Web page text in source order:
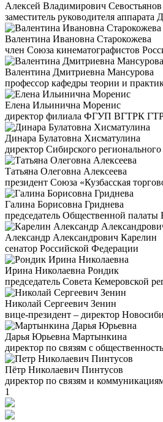
Алексей Владимирович Севостьянов
заместитель руководителя
Валентина Ивановна Старокожева
член Союза кинематографистов
Валентина Дмитриевна Мансурова
профессор кафедры теории и
Елена Ильинична Моренис
директор филиала ФГУП ВГТРК
Динара Булатовна Хисматулина
директор Сибирского
Татьяна Олеговна Алексеева
президент Союза «Кузбасская
Галина Борисовна Гриднева
председатель Общественной
Александр Александрович Карелин
сенатор Российской Федерации
Ирина Николаевна Рондик
председатель Совета Кемеровской
Николай Сергеевич Зенин
вице-президент – директор
Дарья Юрьевна Мартынкина
директор по связям с
Пётр Николаевич Пинтусов
директор по связям и
1